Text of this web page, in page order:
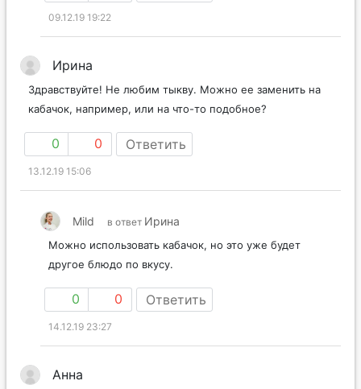
09.12.19 19:22
Ирина
Здравствуйте! Не любим тыкву. Можно ее заменить на
кабачок, например, или на что-то подобное?
0 0 Ответить
13.12.19 15:06
Mild в ответ Ирина
Можно использовать кабачок, но это уже будет
другое блюдо по вкусу.
0 0 Ответить
14.12.19 23:27
Анна